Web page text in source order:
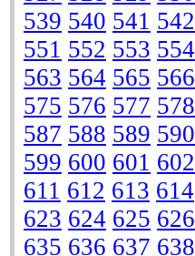
539 540 541 542
551 552 553 554
563 564 565 566
575 576 577 578
587 588 589 590
599 600 601 602
611 612 613 614
623 624 625 626
635 636 637 638